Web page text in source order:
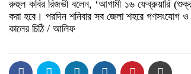
রুহুল কবির রিজভী বলেন, ‘আগামী ১৬ ফেব্রুয়ারি
করা হবে। পরদিন শনিবার সব জেলা শহরে গণসংযোগ
কালের চিঠি / আলিফ